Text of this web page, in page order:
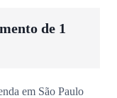
de 1
em São Paulo